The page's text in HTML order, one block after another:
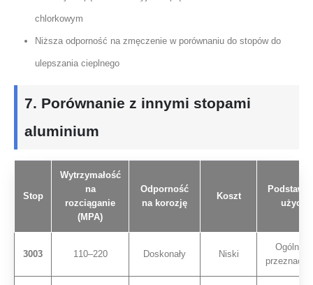
chlorkowym
Niższa odporność na zmęczenie w porównaniu do stopów do
ulepszania cieplnego
7. Porównanie z innymi stopami
aluminium
Stop
Wytrzymałość
na
rozciąganie
(MPA)
Odporność
na korozję
Koszt
użycie
3003 110–220 Doskonały Niski
Ogólnego